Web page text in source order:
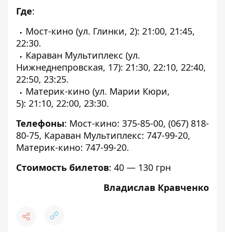
Где:
Мост-кино (ул. Глинки, 2): 21:00, 21:45,
22:30.
Караван Мультиплекс (ул.
Нижнеднепровская, 17): 21:30, 22:10, 22:40,
22:50, 23:25.
Материк-кино (ул. Марии Кюри,
5): 21:10, 22:00, 23:30.
Телефоны: Мост-кино: 375-85-00, (067) 818-
80-75, Караван Мультиплекс: 747-99-20,
Материк-кино: 747-99-20.
Стоимость билетов: 40 — 130 грн
Владислав Кравченко